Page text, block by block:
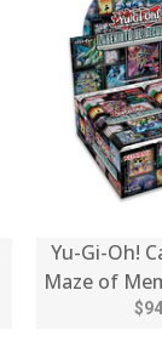
Yu-Gi-Oh!
Maze of